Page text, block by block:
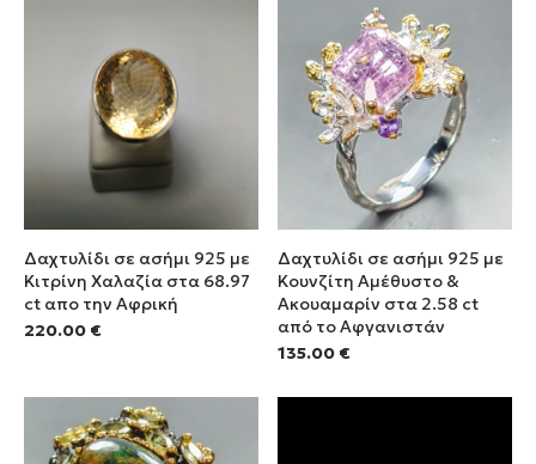
Δαχτυλίδι σε ασήμι 925 με
Κιτρίνη Χαλαζία στα 68.97
ct απο την Αφρική
220.00 €
Δαχτυλίδι σε ασήμι 925 με
Κουνζίτη Αμέθυστο &
Ακουαμαρίν στα 2.58 ct
από το Αφγανιστάν
135.00 €